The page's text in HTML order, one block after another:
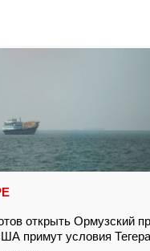
открыть Ормузский
примут условия